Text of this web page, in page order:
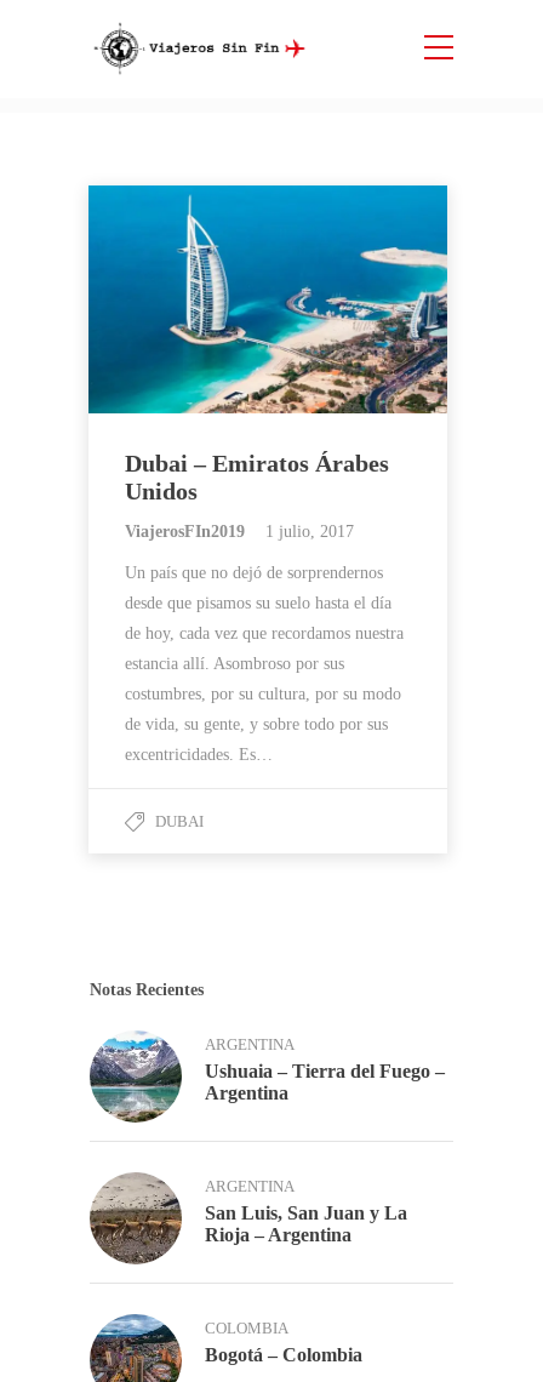
Etiqueta: Emiratos Arabes Unidos
Dubai – Emiratos Árabes
Unidos
ViajerosFIn2019 1 julio, 2017
Un país que no dejó de sorprendernos
desde que pisamos su suelo hasta el día
de hoy, cada vez que recordamos nuestra
estancia allí. Asombroso por sus
costumbres, por su cultura, por su modo
de vida, su gente, y sobre todo por sus
excentricidades. Es…
DUBAI
Notas Recientes
ARGENTINA
Ushuaia – Tierra del Fuego –
Argentina
ARGENTINA
San Luis, San Juan y La
Rioja – Argentina
COLOMBIA
Bogotá – Colombia